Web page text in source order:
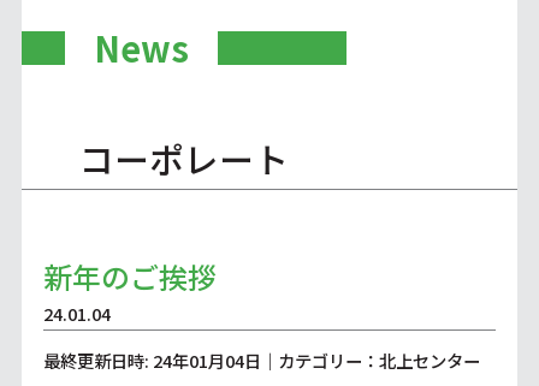
News
コーポレート
新年のご挨拶
24.01.04
最終更新日時: 24年01月04日｜カテゴリー：北上センター